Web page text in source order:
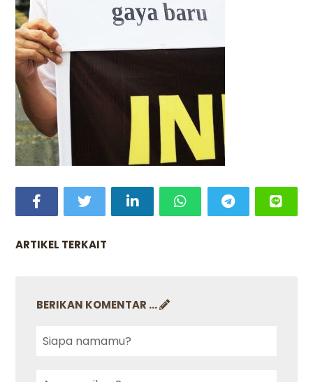
ARTIKEL TERKAIT
BERIKAN KOMENTAR ...